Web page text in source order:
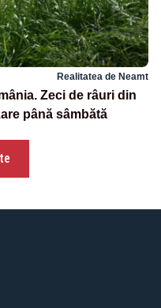
Realitatea de Neamt
Zeci de râuri din
până sâmbătă